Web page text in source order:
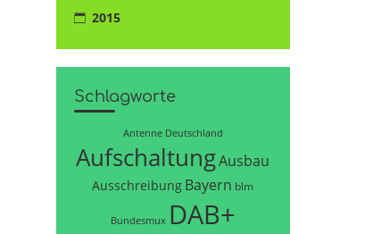
2015
Schlagworte
Antenne Deutschland
AufschaltungAusbau
Ausschreibung Bayern blm
Bundesmux DAB+